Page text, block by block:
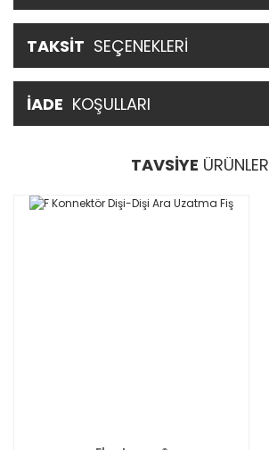
TAKSİT SEÇENEKLERİ
İADE KOŞULLARI
TAVSİYE ÜRÜNLER